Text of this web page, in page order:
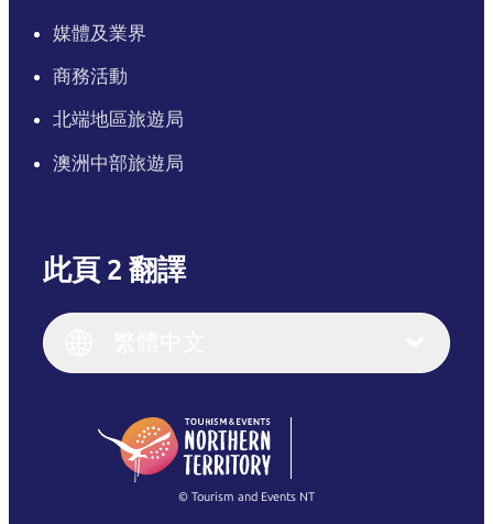
媒體及業界
商務活動
北端地區旅遊局
澳洲中部旅遊局
此頁 2 翻譯
English
English (US)
English
(Singapore)
Français
繁體中文
© Tourism and Events NT